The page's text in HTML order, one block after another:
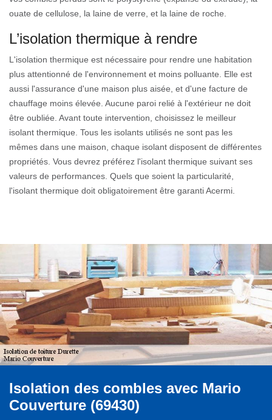
ouate de cellulose, la laine de verre, et la laine de roche.
L’isolation thermique à rendre
L'isolation thermique est nécessaire pour rendre une habitation
plus attentionné de l'environnement et moins polluante. Elle est
aussi l'assurance d'une maison plus aisée, et d'une facture de
chauffage moins élevée. Aucune paroi relié à l'extérieur ne doit
être oubliée. Avant toute intervention, choisissez le meilleur
isolant thermique. Tous les isolants utilisés ne sont pas les
mêmes dans une maison, chaque isolant disposent de différentes
propriétés. Vous devrez préférez l'isolant thermique suivant ses
valeurs de performances. Quels que soient la particularité,
l'isolant thermique doit obligatoirement être garanti Acermi.
Isolation des combles avec Mario
Couverture (69430)